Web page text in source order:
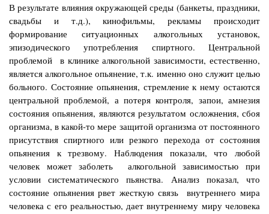
В результате влияния окружающей среды (банкеты, праздники,
свадьбы и т.д.), кинофильмы, рекламы происходит
формирование ситуационных алкогольных установок,
эпизодического употребления спиртного. Центральной
проблемой в клинике алкогольной зависимости, естественно,
является алкогольное опьянение, т.к. именно оно служит целью
больного. Состояние опьянения, стремление к нему остаются
центральной проблемой, а потеря контроля, запои, амнезия
состояния опьянения, являются результатом осложнения, сбоя
организма, в какой-то мере защитой организма от постоянного
присутствия спиртного или резкого перехода от состояния
опьянения к трезвому. Наблюдения показали, что любой
человек может заболеть алкогольной зависимостью при
условии систематического пьянства. Анализ показал, что
состояние опьянения рвет жесткую связь внутреннего мира
человека с его реальностью, дает внутреннему миру человека